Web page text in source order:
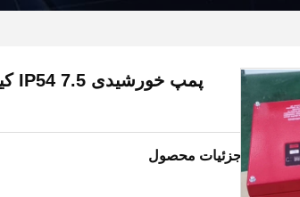
جزئیات محصول